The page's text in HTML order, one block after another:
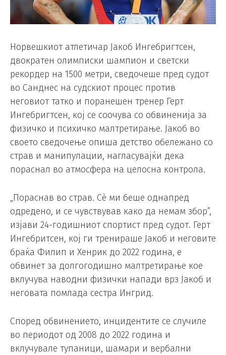
Норвешкиот атлетичар Јакоб Ингебригтсен,
двократен олимписки шампион и светски
рекордер на 1500 метри, сведочеше пред судот
во Санднес на судскиот процес против
неговиот татко и поранешен тренер Герт
Ингебригтсен, кој се соочува со обвиненија за
физичко и психичко малтретирање. Јакоб во
своето сведочење опиша детство обележано со
страв и манипулации, нагласувајќи дека
пораснал во атмосфера на целосна контрола.
„Пораснав во страв. Сè ми беше однапред
одредено, и се чувствував како да немам збор”,
изјави 24-годишниот спортист пред судот. Герт
Ингебритсен, кој ги тренираше Јакоб и неговите
браќа Филип и Хенрик до 2022 година, е
обвинет за долгогодишно малтретирање кое
вклучува наводни физички напади врз Јакоб и
неговата помлада сестра Ингрид.
Според обвинението, инцидентите се случиле
во периодот од 2008 до 2022 година и
вклучувале тупаници, шамари и вербални